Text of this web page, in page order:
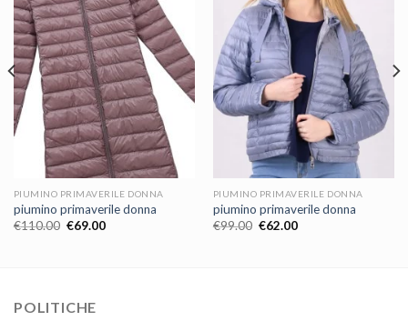
PIUMINO PRIMAVERILE DONNA
piumino primaverile donna
€110.00 €69.00
PIUMINO PRIMAVERILE DONNA
piumino primaverile donna
€99.00 €62.00
POLITICHE